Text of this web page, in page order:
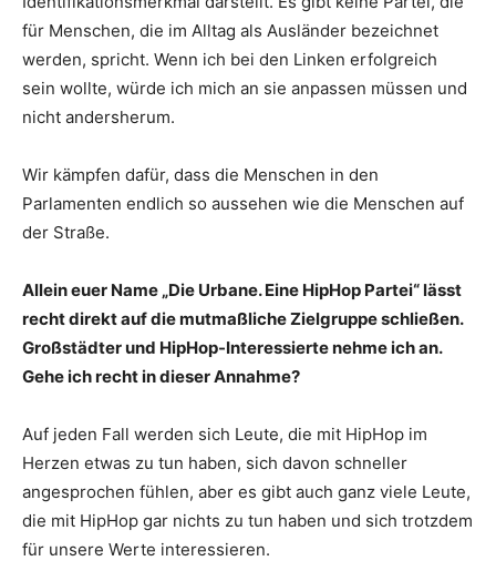
für Menschen, die im Alltag als Ausländer bezeichnet
werden, spricht. Wenn ich bei den Linken erfolgreich
sein wollte, würde ich mich an sie anpassen müssen und
nicht andersherum.
Wir kämpfen dafür, dass die Menschen in den
Parlamenten endlich so aussehen wie die Menschen auf
der Straße.
Allein euer Name „Die Urbane. Eine HipHop Partei“ lässt
recht direkt auf die mutmaßliche Zielgruppe schließen.
Großstädter und HipHop-Interessierte nehme ich an.
Gehe ich recht in dieser Annahme?
Auf jeden Fall werden sich Leute, die mit HipHop im
Herzen etwas zu tun haben, sich davon schneller
angesprochen fühlen, aber es gibt auch ganz viele Leute,
die mit HipHop gar nichts zu tun haben und sich trotzdem
für unsere Werte interessieren.